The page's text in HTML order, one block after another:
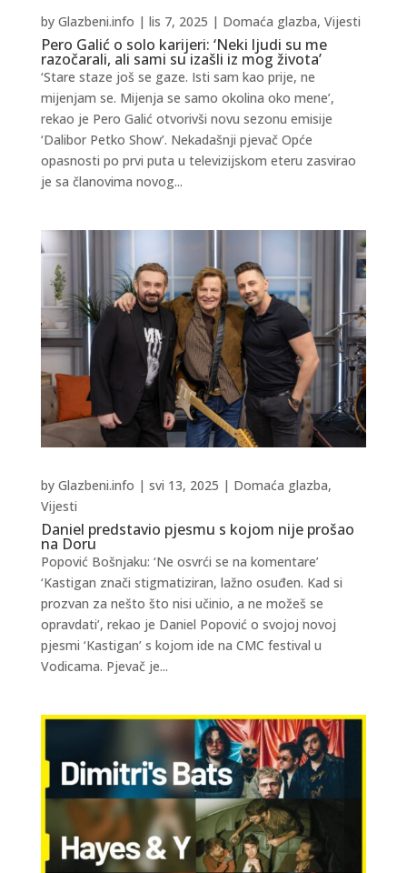
Pero Galić o solo karijeri: ‘Neki ljudi su me
razočarali, ali sami su izašli iz mog života’
by Glazbeni.info | lis 7, 2025 | Domaća glazba, Vijesti
‘Stare staze još se gaze. Isti sam kao prije, ne
mijenjam se. Mijenja se samo okolina oko mene’,
rekao je Pero Galić otvorivši novu sezonu emisije
‘Dalibor Petko Show’. Nekadašnji pjevač Opće
opasnosti po prvi puta u televizijskom eteru zasvirao
je sa članovima novog...
Daniel predstavio pjesmu s kojom nije prošao
na Doru
by Glazbeni.info | svi 13, 2025 | Domaća glazba,
Vijesti
Popović Bošnjaku: ‘Ne osvrći se na komentare’
‘Kastigan znači stigmatiziran, lažno osuđen. Kad si
prozvan za nešto što nisi učinio, a ne možeš se
opravdati’, rekao je Daniel Popović o svojoj novoj
pjesmi ‘Kastigan’ s kojom ide na CMC festival u
Vodicama. Pjevač je...